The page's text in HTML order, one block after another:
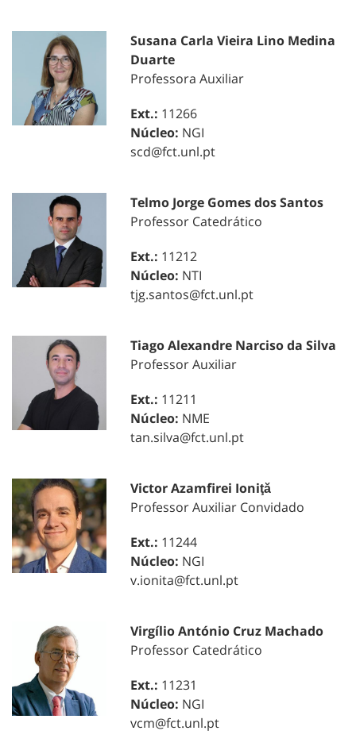
Susana Carla Vieira Lino Medina
Duarte
Professora Auxiliar
Ext.: 11266
Núcleo: NGI
scd@fct.unl.pt
Telmo Jorge Gomes dos Santos
Professor Catedrático
Ext.: 11212
Núcleo: NTI
tjg.santos@fct.unl.pt
Tiago Alexandre Narciso da Silva
Professor Auxiliar
Ext.: 11211
Núcleo: NME
tan.silva@fct.unl.pt
Victor Azamfirei Ioniţă
Professor Auxiliar Convidado
Ext.: 11244
Núcleo: NGI
v.ionita@fct.unl.pt
Virgílio António Cruz Machado
Professor Catedrático
Ext.: 11231
Núcleo: NGI
vcm@fct.unl.pt